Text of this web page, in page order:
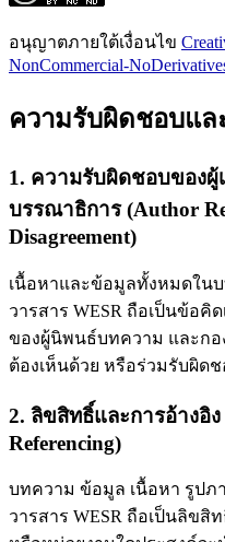
อนุญาตภายใต้เงื่อนไข
NonCommercial-
ความรับผิดชอบแ
1. ความรับผิดชอบของผู้
บรรณาธิการ (Author
Disagreement)
เนื้อหาและข้อมูลทั้งหมดใน
วารสาร WESR ถือเป็นข้อ
ของผู้นิพนธ์บทความ และกอ
ต้องเห็นด้วย หรือร่วมรับผิด
2. ลิขสิทธิ์และการอ้างอิ
Referencing)
บทความ ข้อมูล เนื้อหา รูปภ
วารสาร WESR ถือเป็นลิข